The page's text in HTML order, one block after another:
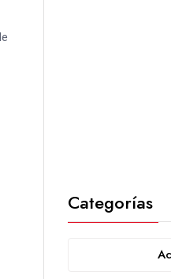
Categorías